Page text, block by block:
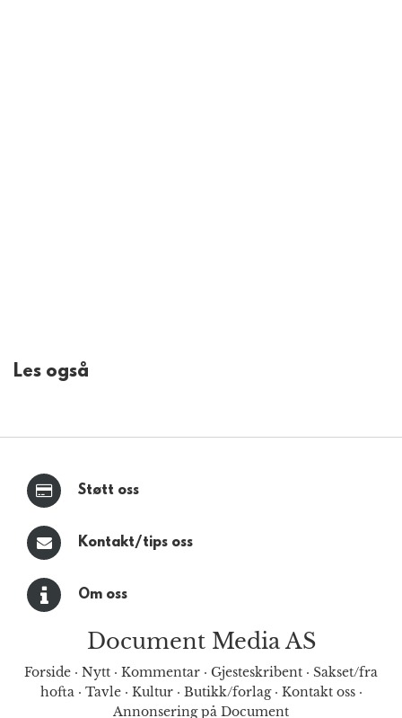
Les også
Støtt oss
Kontakt/tips oss
Om oss
Document Media AS
Forside · Nytt · Kommentar · Gjesteskribent · Sakset/fra
hofta· Tavle· Kultur· Butikk/forlag· Kontakt oss·
Annonsering på Document